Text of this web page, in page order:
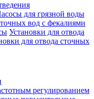
для грязной воды
вод c фекалиями
Установки для отвода
для отвода сточных
регулированием